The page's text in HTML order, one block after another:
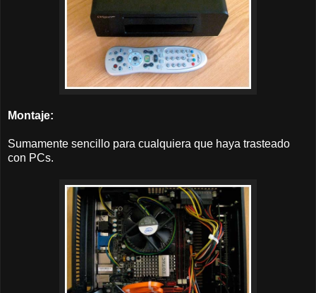
Montaje:
Sumamente sencillo para cualquiera que haya trasteado
con PCs.